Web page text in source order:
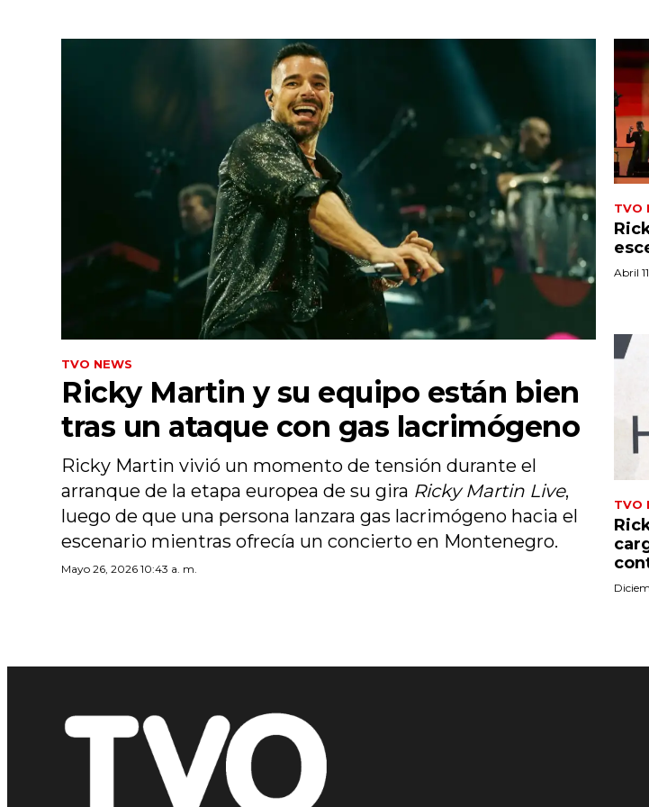
TVO NEWS
Ricky Martin y su equipo están bien
tras un ataque con gas lacrimógeno
Ricky Martin vivió un momento de tensión durante el
arranque de la etapa europea de su gira Ricky Martin Live,
luego de que una persona lanzara gas lacrimógeno hacia el
escenario mientras ofrecía un concierto en Montenegro.
Mayo 26, 2026 10:43 a. m.
TVO
Abril
TVO